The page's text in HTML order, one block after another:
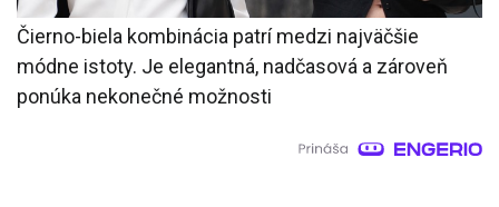
Čierno-biela kombinácia patrí medzi najväčšie
módne istoty. Je elegantná, nadčasová a zároveň
ponúka nekonečné možnosti